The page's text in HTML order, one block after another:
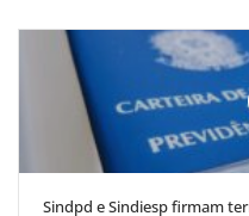
Sindpd e Sindiesp firmam